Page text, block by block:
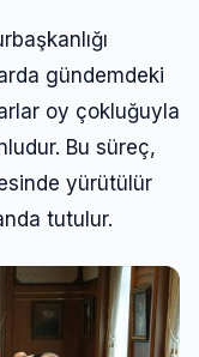
gündemdeki
oy çokluğuyla
Bu süreç,
yürütülür
tutulur.